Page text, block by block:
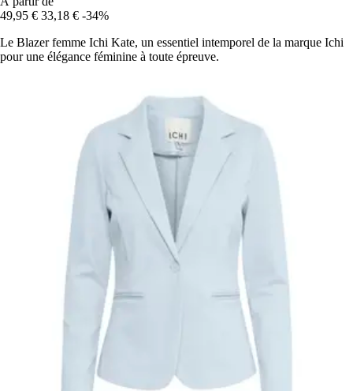
49,95 € 33,18 € -34%
Le Blazer femme Ichi Kate, un essentiel intemporel de la marque Ichi
pour une élégance féminine à toute épreuve.